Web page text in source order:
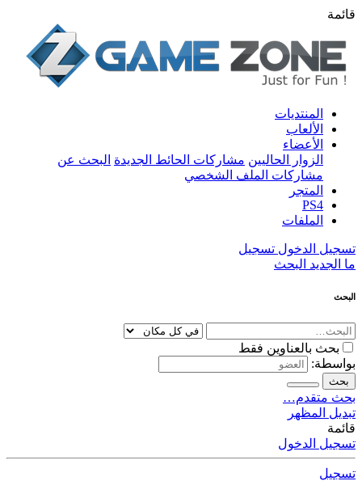
قائمة
المنتديات
الألعاب
الأعضاء
الزوار الحاليين مشاركات الحائط الجديدة البحث عن
مشاركات الملف الشخصي
المتجر
PS4
الملفات
تسجيل الدخول تسجيل
ما الجديد البحث
البحث
بحث بالعناوين فقط
بواسطة:
بحث
بحث متقدم…
تبديل المظهر
قائمة
تسجيل الدخول
تسجيل